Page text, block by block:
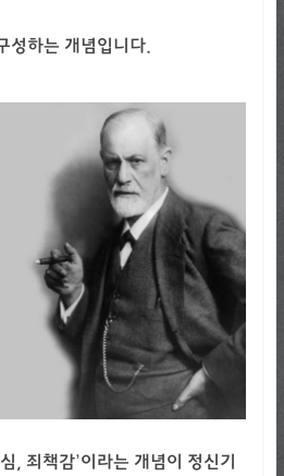
성하는 개념입니다.
, 죄책감’이라는 개념이 정신기